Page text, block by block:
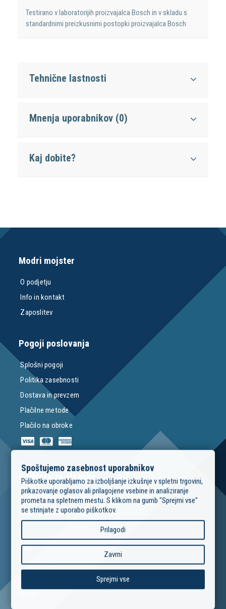
Testirano v laboratorijih proizvajalca Bosch in v skladu s
standardnimi preizkusnimi postopki proizvajalca Bosch
Tehnične lastnosti
Mnenja uporabnikov (0)
Kaj dobite?
Modri mojster
O podjetju
Info in kontakt
Zaposlitev
Pogoji poslovanja
Splošni pogoji
Politika zasebnosti
Dostava in prevzem
Plačilne metode
Plačilo na obroke
Podpora za stranke
podpora@modrimojster.si
pon – pet: 9:00 – 16:00
FAQ
Reklamacije in vračila
Spoštujemo zasebnost uporabnikov
Piškotke uporabljamo za izboljšanje izkušnje v spletni trgovini,
prikazovanje oglasov ali prilagojene vsebine in analiziranje
prometa na spletnem mestu. S klikom na gumb "Sprejmi vse"
se strinjate z uporabo piškotkov.
Prilagodi
Zavrni
Sprejmi vse